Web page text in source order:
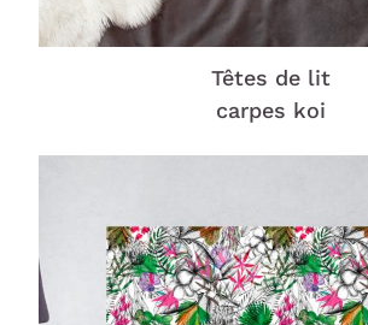
Têtes de lit
carpes koi